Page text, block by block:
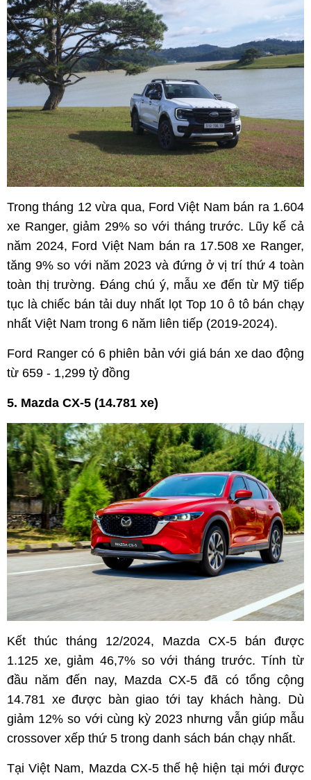
Trong tháng 12 vừa qua, Ford Việt Nam bán ra 1.604
xe Ranger, giảm 29% so với tháng trước. Lũy kế cả
năm 2024, Ford Việt Nam bán ra 17.508 xe Ranger,
tăng 9% so với năm 2023 và đứng ở vị trí thứ 4 toàn
toàn thị trường. Đáng chú ý, mẫu xe đến từ Mỹ tiếp
tục là chiếc bán tải duy nhất lọt Top 10 ô tô bán chạy
nhất Việt Nam trong 6 năm liên tiếp (2019-2024).
Ford Ranger có 6 phiên bản với giá bán xe dao động
từ 659 - 1,299 tỷ đồng
5. Mazda CX-5 (14.781 xe)
Kết thúc tháng 12/2024, Mazda CX-5 bán được
1.125 xe, giảm 46,7% so với tháng trước. Tính từ
đầu năm đến nay, Mazda CX-5 đã có tổng cộng
14.781 xe được bàn giao tới tay khách hàng. Dù
giảm 12% so với cùng kỳ 2023 nhưng vẫn giúp mẫu
crossover xếp thứ 5 trong danh sách bán chạy nhất.
Tại Việt Nam, Mazda CX-5 thế hệ hiện tại mới được